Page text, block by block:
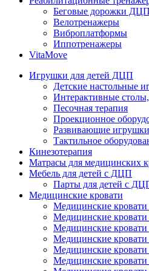
Беговые дорожки ДЦП
Велотренажеры
Виброплатформы
Иппотренажеры
VitaMove
Игрушки для детей ДЦП
Детские настольные
Интерактивные
Песочная терапия
Проекционное
Развивающие
Тактильное
Кинезотерапия
Матрасы для медицинских
Мебель для детей с ДЦП
Парты для детей с
Медицинские кровати
Медицинские
Медицинские кровати
Медицинские кровати
Медицинские кровати
Медицинские
Медицинские